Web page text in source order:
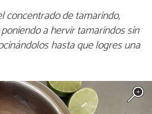
concentrado de tamarindo,
a hervir tamarindos sin
hasta que logres una